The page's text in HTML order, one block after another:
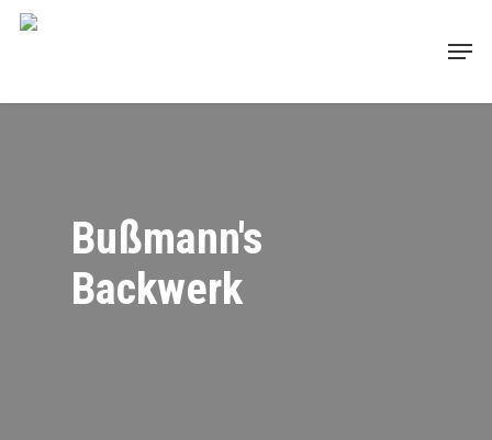
Skip
Bußmann's
Backwerk